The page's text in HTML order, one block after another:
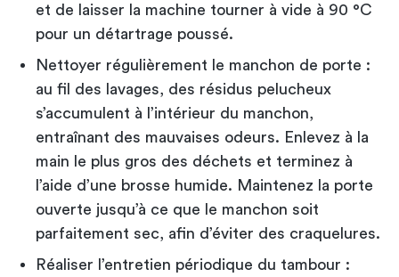
et de laisser la machine tourner à vide à 90 °C
pour un détartrage poussé.
Nettoyer régulièrement le manchon de porte :
au fil des lavages, des résidus pelucheux
s’accumulent à l’intérieur du manchon,
entraînant des mauvaises odeurs. Enlevez à la
main le plus gros des déchets et terminez à
l’aide d’une brosse humide. Maintenez la porte
ouverte jusqu’à ce que le manchon soit
parfaitement sec, afin d’éviter des craquelures.
Réaliser l’entretien périodique du tambour :